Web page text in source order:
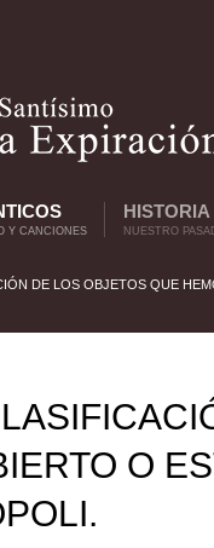
Y CANCIONES
HISTORIA
NUESTRO
DE LOS OBJETOS QUE
O